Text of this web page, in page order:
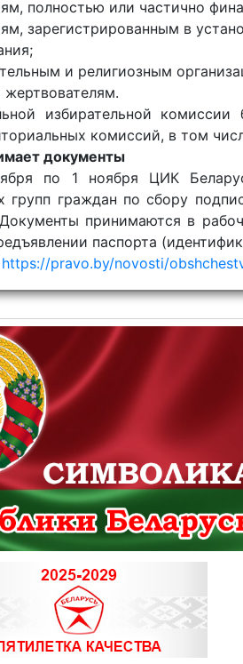
полностью или частично
зарегистрированным в
и религиозным
избирательной
комиссий, в том
документы
по 1 ноября ЦИК
групп граждан по сбору
принимаются в
паспорта
https://pravo.by/novosti/